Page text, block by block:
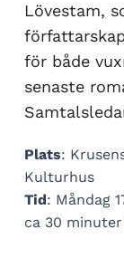
Lövestam,
för både
senaste
Plats:
Kulturhus
Tid: Måndag
ca 30